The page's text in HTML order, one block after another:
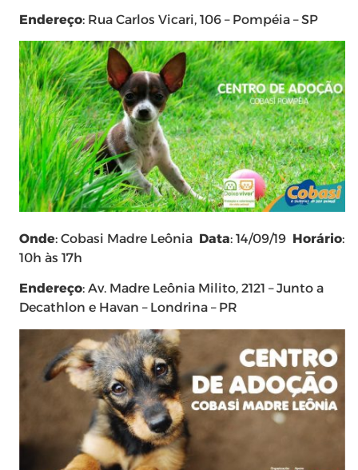
Endereço: Rua Carlos Vicari, 106 – Pompéia – SP
Onde: Cobasi Madre Leônia Data: 14/09/19 Horário:
10h às 17h
Endereço: Av. Madre Leônia Milito, 2121 – Junto a
Decathlon e Havan – Londrina – PR